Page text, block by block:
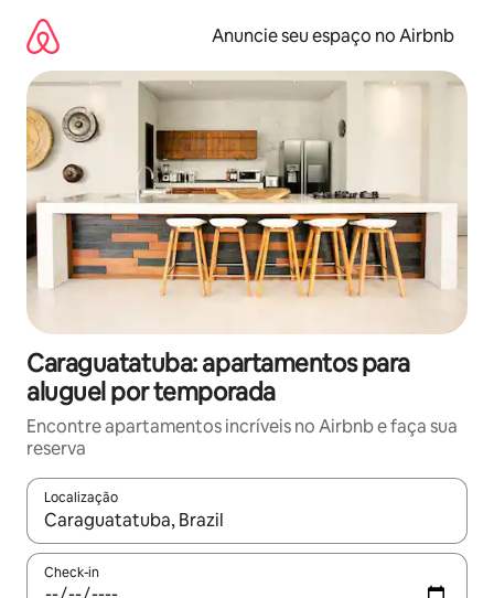
para
conteúdo
Anuncie seu espaço no Airbnb
Caraguatatuba: apartamentos para
aluguel por temporada
Encontre apartamentos incríveis no Airbnb e faça sua
reserva
Localização
Quando os resultados estiverem disponíveis, explore-os
Check-in